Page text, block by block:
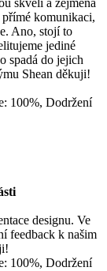
komunikaci,
Ano, stojí to
jediné
spadá do jejich
Shean děkuji!
100%, Dodržení
designu. Ve
feedback k našim
100%, Dodržení